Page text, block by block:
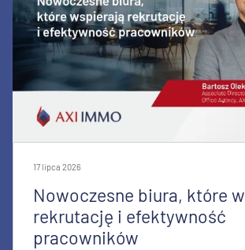
17 lipca 2026
Nowoczesne biura, które
rekrutację i efektywność
pracowników